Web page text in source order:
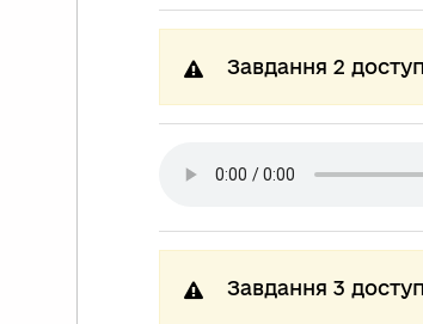
Завдання 2
Завдання 3